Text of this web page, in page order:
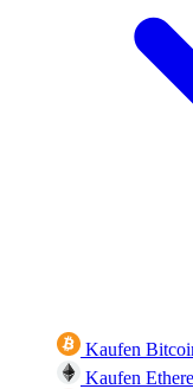
Kaufen
Kaufen